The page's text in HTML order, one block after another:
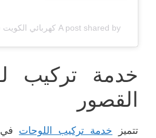
A post shared by كهربائي الكويت (@q8electriciannet)
خدمة تركيب
القصور
تتميز خدمة تركيب اللوحات